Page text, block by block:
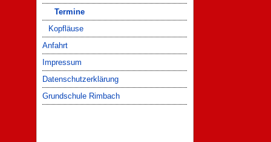
Termine
Kopfläuse
Anfahrt
Impressum
Datenschutzerklärung
Grundschule Rimbach